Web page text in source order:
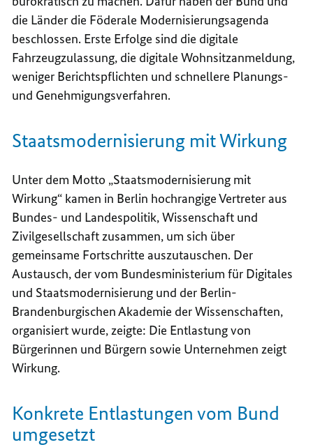
die Länder die Föderale Modernisierungsagenda
beschlossen. Erste Erfolge sind die digitale
Fahrzeugzulassung, die digitale Wohnsitzanmeldung,
weniger Berichtspflichten und schnellere Planungs-
und Genehmigungsverfahren.
Staatsmodernisierung mit Wirkung
Unter dem Motto „Staatsmodernisierung mit
Wirkung“ kamen in Berlin hochrangige Vertreter aus
Bundes- und Landespolitik, Wissenschaft und
Zivilgesellschaft zusammen, um sich über
gemeinsame Fortschritte auszutauschen. Der
Austausch, der vom Bundesministerium für Digitales
und Staatsmodernisierung und der Berlin-
Brandenburgischen Akademie der Wissenschaften,
organisiert wurde, zeigte: Die Entlastung von
Bürgerinnen und Bürgern sowie Unternehmen zeigt
Wirkung.
Konkrete Entlastungen vom Bund
umgesetzt